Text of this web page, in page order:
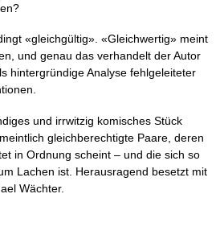
«gleichgültig». «Gleichwertig» meint
und genau das verhandelt der Autor
hintergründige Analyse fehlgeleiteter
und irrwitzig komisches Stück
gleichberechtigte Paare, deren
in Ordnung scheint – und die sich so
Lachen ist. Herausragend besetzt mit
Wächter.